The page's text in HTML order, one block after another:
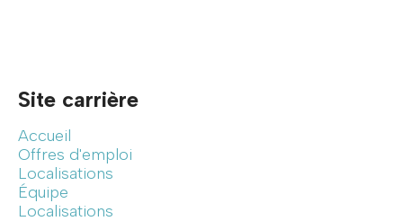
Site carrière
Accueil
Offres d'emploi
Localisations
Équipe
Localisations